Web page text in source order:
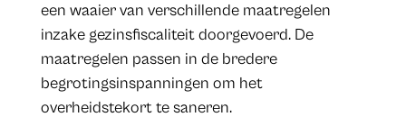
een waaier van verschillende maatregelen
inzake gezinsfiscaliteit doorgevoerd. De
maatregelen passen in de bredere
begrotingsinspanningen om het
overheidstekort te saneren.